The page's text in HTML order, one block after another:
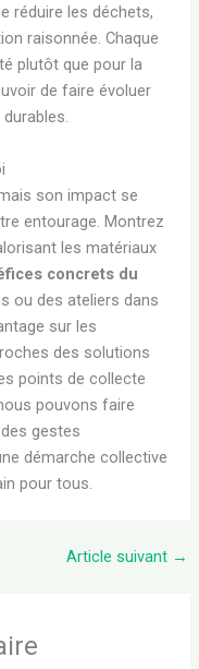
réduire les déchets,
raisonnée. Chaque
plutôt que pour la
de faire évoluer
son impact se
entourage. Montrez
les matériaux
concrets du
ou des ateliers dans
sur les
des solutions
points de collecte
pouvons faire
gestes
démarche collective
pour tous.
Article suivant →